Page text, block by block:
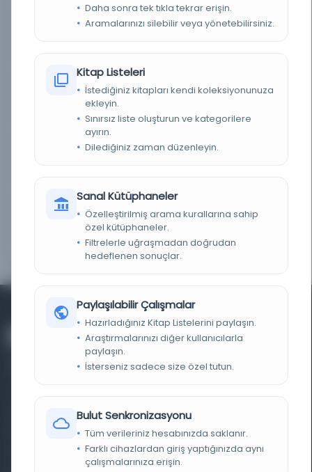
Bilinmiyor
Milli Savunma Üniversitesi
Milli Savunma Üniversitesi
1911
Farklı dönem, dil ve coğrafyalara ait tarihî yazma ve
basma eserleri, arşiv belgelerini, süreli yayınları ve görsel
materyalleri bir araya getiren kapsamlı bir dijital
Daha sonra tek tıkla tekrar erişin.
Aramalarınızı silebilir veya yönetebilirsiniz.
Kitap Listeleri
İstediğiniz kitapları kendi koleksiyonunuza
ekleyin.
Sınırsız liste oluşturun ve kategorilere
ayırın.
Dilediğiniz zaman düzenleyin.
Sanal Kütüphaneler
Özelleştirilmiş arama kurallarına sahip
özel kütüphaneler.
Filtrelerle uğraşmadan doğrudan
hedeflenen sonuçlar.
Paylaşılabilir Çalışmalar
Hazırladığınız Kitap Listelerini paylaşın.
Araştırmalarınızı diğer kullanıcılarla
paylaşın.
İsterseniz sadece size özel tutun.
Bulut Senkronizasyonu
Tüm verileriniz hesabınızda saklanır.
Farklı cihazlardan giriş yaptığınızda aynı
çalışmalarınıza erişin.